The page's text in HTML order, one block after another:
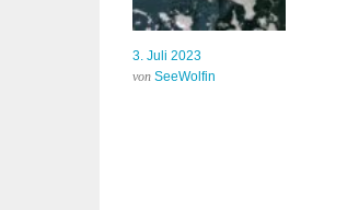
3. Juli 2023
von SeeWolfin